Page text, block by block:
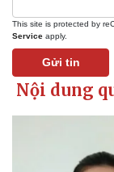
This site is protected by
Service apply.
Gửi tin